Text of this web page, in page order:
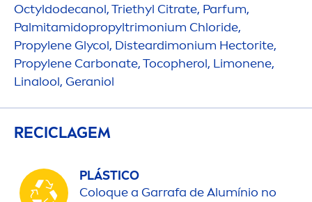
Octyldodecanol, Triethyl Citrate, Parfum,
Palmitamidopropyltrimonium Chloride,
Propylene Glycol, Disteardimonium Hectorite,
Propylene Carbonate, Tocopherol, Limonene,
Linalool, Geraniol
RECICLAGEM
PLÁSTICO
Coloque a Garrafa de Alumínio no